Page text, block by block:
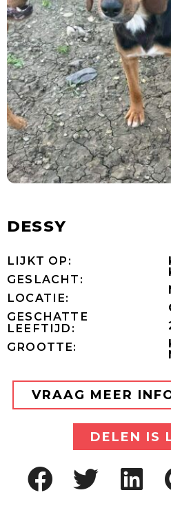
DESSY
LIJKT OP:
GESLACHT:
LOCATIE:
GESCHATTE
LEEFTIJD:
GROOTTE:
VRAAG MEER
DELEN IS